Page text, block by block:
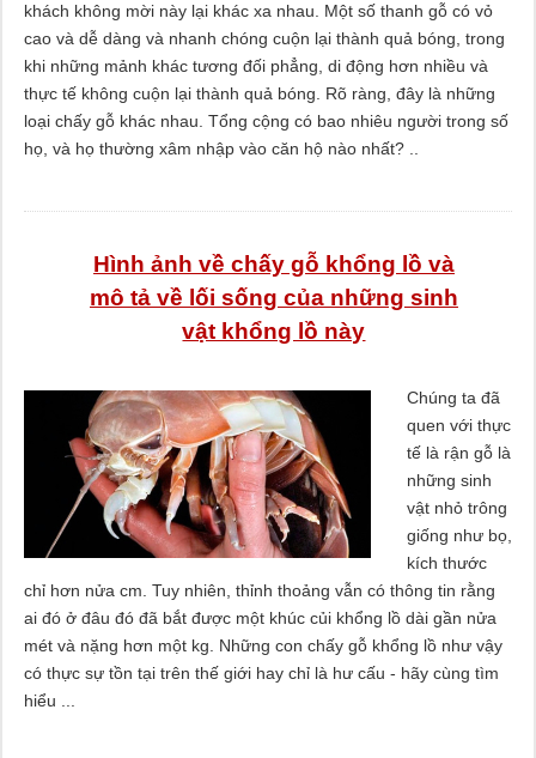
khách không mời này lại khác xa nhau. Một số thanh gỗ có vỏ
cao và dễ dàng và nhanh chóng cuộn lại thành quả bóng, trong
khi những mảnh khác tương đối phẳng, di động hơn nhiều và
thực tế không cuộn lại thành quả bóng. Rõ ràng, đây là những
loại chấy gỗ khác nhau. Tổng cộng có bao nhiêu người trong số
họ, và họ thường xâm nhập vào căn hộ nào nhất? ..
Hình ảnh về chấy gỗ khổng lồ và
mô tả về lối sống của những sinh
vật khổng lồ này
Chúng ta đã
quen với thực
tế là rận gỗ là
những sinh
vật nhỏ trông
giống như bọ,
kích thước
chỉ hơn nửa cm. Tuy nhiên, thỉnh thoảng vẫn có thông tin rằng
ai đó ở đâu đó đã bắt được một khúc củi khổng lồ dài gần nửa
mét và nặng hơn một kg. Những con chấy gỗ khổng lồ như vậy
có thực sự tồn tại trên thế giới hay chỉ là hư cấu - hãy cùng tìm
hiểu ...